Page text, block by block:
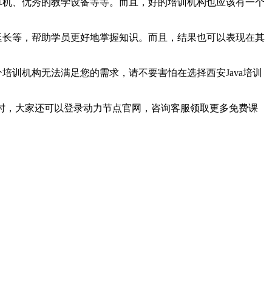
等，帮助学员更好地掌握知识。而且，结果也可以表现在其
训机构无法满足您的需求，请不要害怕在选择西安Java培训
大家还可以登录动力节点官网，咨询客服领取更多免费课